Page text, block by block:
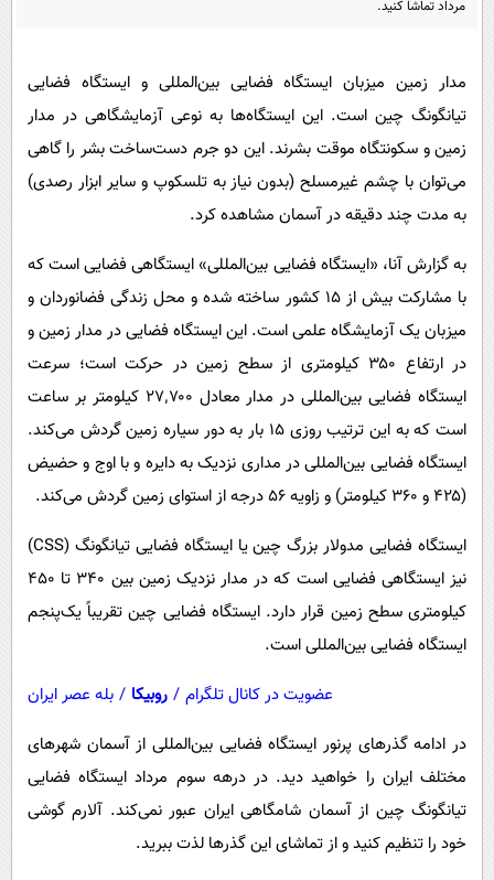
گوناگون
محیط زیست
سلامت
فرهنگی
بین الملل
اجتماعی
حیات وحش
آشپزی
مرداد تماشا کنید.
مدار زمین میزبان ایستگاه فضایی بین‌المللی و ایستگاه فضایی
تیانگونگ چین است. این ایستگاه‌ها به نوعی آزمایشگاهی در مدار
زمین و سکونتگاه موقت بشرند. این دو جرم دست‌ساخت بشر را گاهی
می‌توان با چشم غیرمسلح (بدون نیاز به تلسکوپ و سایر ابزار رصدی)
به مدت چند دقیقه در آسمان مشاهده کرد.
به گزارش آنا، «ایستگاه فضایی بین‌المللی» ایستگاهی فضایی است که
با مشارکت بیش از ۱۵ کشور ساخته شده و محل زندگی فضانوردان و
میزبان یک آزمایشگاه علمی است. این ایستگاه فضایی در مدار زمین و
در ارتفاع ۳۵۰ کیلومتری از سطح زمین در حرکت است؛ سرعت
ایستگاه فضایی بین‌المللی در مدار معادل ۲۷٬۷۰۰ کیلومتر بر ساعت
است که به این ترتیب روزی ۱۵ بار به دور سیاره زمین گردش می‌کند.
ایستگاه فضایی بین‌المللی در مداری نزدیک به دایره و با اوج و حضیض
(۴۲۵ و ۳۶۰ کیلومتر) و زاویه ۵۶ درجه از استوای زمین گردش می‌کند.
ایستگاه فضایی مدولار بزرگ چین یا ایستگاه فضایی تیانگونگ (CSS)
نیز ایستگاهی فضایی است که در مدار نزدیک زمین بین ۳۴۰ تا ۴۵۰
کیلومتری سطح زمین قرار دارد. ایستگاه فضایی چین تقریباً یک‌پنجم
ایستگاه فضایی بین‌المللی است.
عضویت در کانال تلگرام / روبیکا / بله عصر ایران
در ادامه گذرهای پرنور ایستگاه فضایی بین‌المللی از آسمان شهرهای
مختلف ایران را خواهید دید. در درهه سوم مرداد ایستگاه فضایی
تیانگونگ چین از آسمان شامگاهی ایران عبور نمی‌کند. آلارم گوشی
خود را تنظیم کنید و از تماشای این گذرها لذت ببرید.